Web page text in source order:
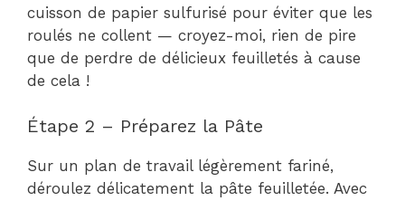
cuisson de papier sulfurisé pour éviter que les
roulés ne collent — croyez-moi, rien de pire
que de perdre de délicieux feuilletés à cause
de cela !
Étape 2 – Préparez la Pâte
Sur un plan de travail légèrement fariné,
déroulez délicatement la pâte feuilletée. Avec